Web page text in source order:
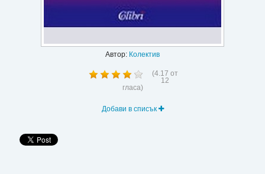
Автор: Колектив
(4.17 от
12
гласа)
Добави в списък